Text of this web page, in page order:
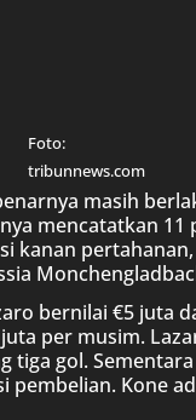
Foto:
tribunnews.com
masih
mencatatkan
kanan
bernilai €5 juta
per musim.
tiga gol.
pembelian. Kone